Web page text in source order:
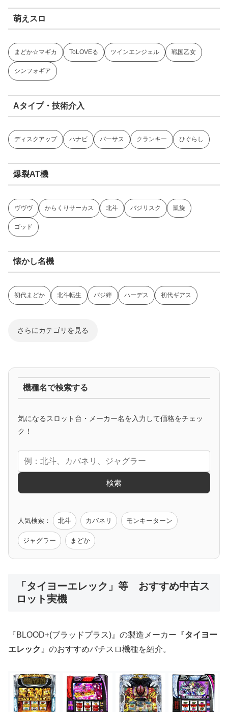
萌えスロ
まどか☆マギカ ToLOVEる ツインエンジェル 戦国乙女
シンフォギア
Aタイプ・技術介入
ディスクアップ ハナビ バーサス クランキー ひぐらし
爆裂AT機
ヴヴヴ からくりサーカス 北斗 バジリスク 凱旋
ゴッド
懐かし名機
初代まどか 北斗転生 バジ絆 ハーデス 初代ギアス
さらにカテゴリを見る
アニメタイアップ
エヴァ コードギアス 化物語 炎炎ノ消防隊
モンハン バイオ ペルソナ
値下げ台 ディスクアップ
機種名で検索する
気になるスロット台・メーカー名を入力して価格をチェッ
ク！
検索
人気検索： 北斗 カバネリ モンキーターン
ジャグラー まどか
「タイヨーエレック」等 おすすめ中古ス
ロット実機
『BLOOD+(ブラッドプラス)』の製造メーカー『タイヨー
エレック 』のおすすめパチスロ機種を紹介。